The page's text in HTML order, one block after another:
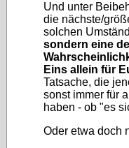
Und unter
die nächste/
solchen
sondern eine
Eins allein für
Tatsache, die
sonst immer für
haben - ob "es
Oder etwa doch